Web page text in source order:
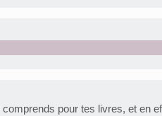
comprends pour tes livres, et en